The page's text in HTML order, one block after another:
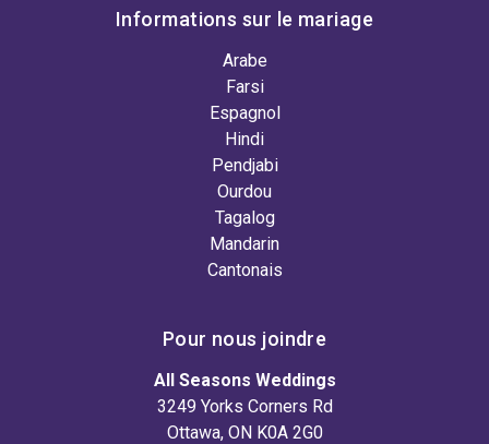
Informations sur le mariage
Arabe
Farsi
Espagnol
Hindi
Pendjabi
Ourdou
Tagalog
Mandarin
Cantonais
Pour nous joindre
All Seasons Weddings
3249 Yorks Corners Rd
Ottawa, ON K0A 2G0